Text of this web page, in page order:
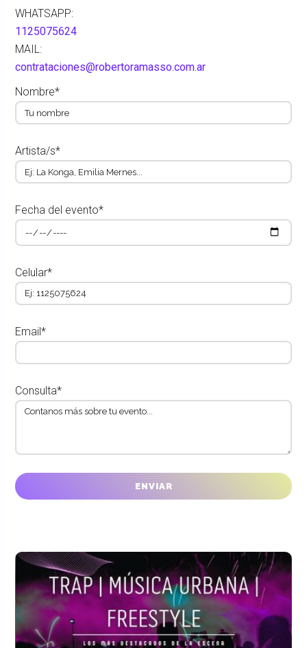
WHATSAPP:
1125075624
MAIL:
contrataciones@robertoramasso.com.ar
Nombre*
Artista/s*
Fecha del evento*
Celular*
Email*
Consulta*